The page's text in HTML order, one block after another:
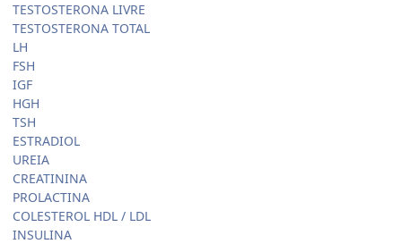
TESTOSTERONA LIVRE
TESTOSTERONA TOTAL
LH
FSH
IGF
HGH
TSH
ESTRADIOL
UREIA
CREATININA
PROLACTINA
COLESTEROL HDL / LDL
INSULINA